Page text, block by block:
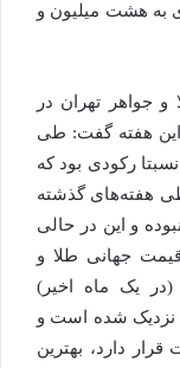
به هشت میلیون و
و جواهر تهران در
این هفته گفت: طی
رکودی بود که
هفته‌های گذشته
و این در حالی
جهانی طلا و
(در یک ماه اخیر)
نزدیک شده است و
دارد، بهترین